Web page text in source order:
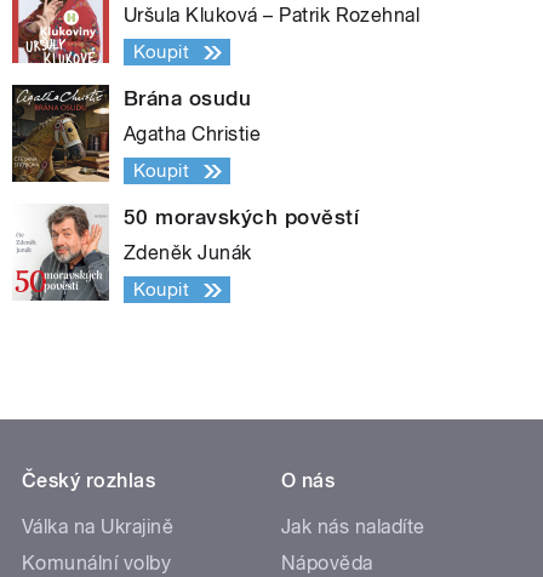
Uršula Kluková – Patrik Rozehnal
Koupit
Brána osudu
Agatha Christie
Koupit
50 moravských pověstí
Zdeněk Junák
Koupit
Český rozhlas
Válka na Ukrajině
Komunální volby
O nás
Jak nás naladíte
Nápověda